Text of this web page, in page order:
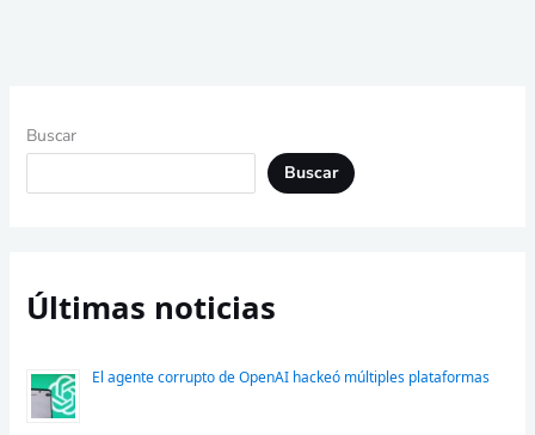
Buscar
Buscar
Últimas noticias
El agente corrupto de OpenAI hackeó múltiples plataformas